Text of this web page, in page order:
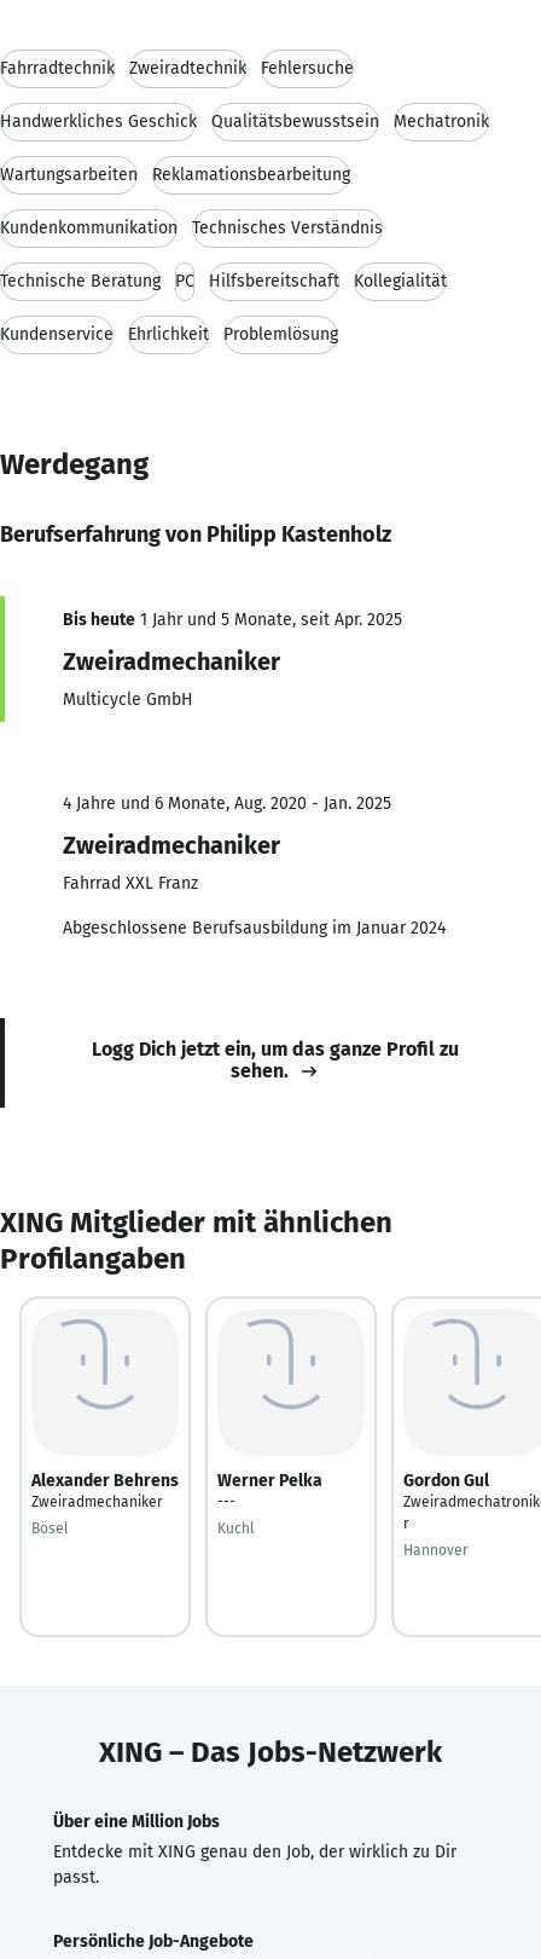
Fahrradtechnik Zweiradtechnik Fehlersuche
Handwerkliches Geschick Qualitätsbewusstsein Mechatronik
Wartungsarbeiten Reklamationsbearbeitung
Kundenkommunikation Technisches Verständnis
Technische Beratung PC Hilfsbereitschaft Kollegialität
Kundenservice Ehrlichkeit Problemlösung
Werdegang
Berufserfahrung von Philipp Kastenholz
Bis heute 1 Jahr und 5 Monate, seit Apr. 2025
Zweiradmechaniker
Multicycle GmbH
4 Jahre und 6 Monate, Aug. 2020 - Jan. 2025
Zweiradmechaniker
Fahrrad XXL Franz
Abgeschlossene Berufsausbildung im Januar 2024
Logg Dich jetzt ein, um das ganze Profil zu
sehen.
XING Mitglieder mit ähnlichen
Profilangaben
Alexander Behrens
Zweiradmechaniker
Bösel
Werner Pelka
---
Kuchl
Gordon Gul
r
Hannover
XING – Das Jobs-Netzwerk
Über eine Million Jobs
Entdecke mit XING genau den Job, der wirklich zu Dir
passt.
Persönliche Job-Angebote